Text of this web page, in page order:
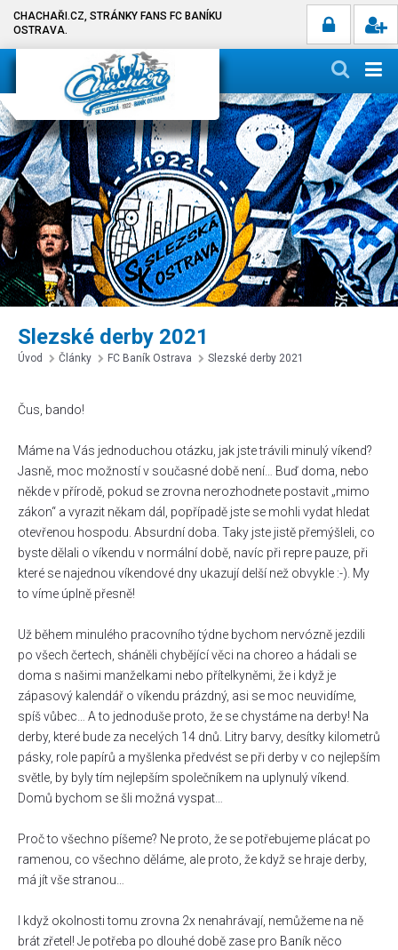
CHACHAŘI.CZ, STRÁNKY FANS FC BANÍKU
OSTRAVA.
Slezské derby 2021
Úvod Články FC Baník Ostrava Slezské derby 2021
Čus, bando!
Máme na Vás jednoduchou otázku, jak jste trávili minulý víkend?
Jasně, moc možností v současné době není… Buď doma, nebo
někde v přírodě, pokud se zrovna nerozhodnete postavit „mimo
zákon“ a vyrazit někam dál, popřípadě jste se mohli vydat hledat
otevřenou hospodu. Absurdní doba. Taky jste jistě přemýšleli, co
byste dělali o víkendu v normální době, navíc při repre pauze, při
které se najednou víkendové dny ukazují delší než obvykle :-). My
to víme úplně přesně!
Už během minulého pracovního týdne bychom nervózně jezdili
po všech čertech, sháněli chybějící věci na choreo a hádali se
doma s našimi manželkami nebo přítelkyněmi, že i když je
zápasový kalendář o víkendu prázdný, asi se moc neuvidíme,
spíš vůbec… A to jednoduše proto, že se chystáme na derby! Na
derby, které bude za necelých 14 dnů. Litry barvy, desítky kilometrů
pásky, role papírů a myšlenka předvést se při derby v co nejlepším
světle, by byly tím nejlepším společníkem na uplynulý víkend.
Domů bychom se šli možná vyspat…
Proč to všechno píšeme? Ne proto, že se potřebujeme plácat po
ramenou, co všechno děláme, ale proto, že když se hraje derby,
má jít vše stranou…
I když okolnosti tomu zrovna 2x nenahrávají, nemůžeme na ně
brát zřetel! Je potřeba po dlouhé době zase pro Baník něco